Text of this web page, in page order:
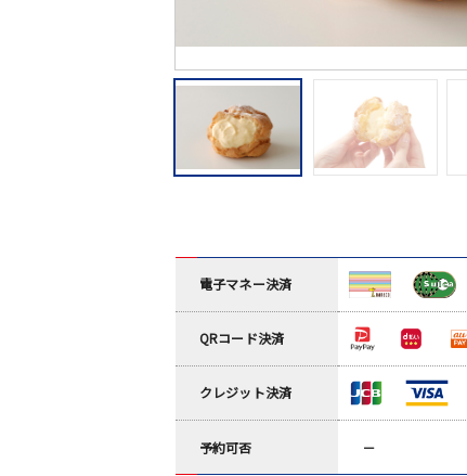
電子マネー決済
QRコード決済
クレジット決済
予約可否 －